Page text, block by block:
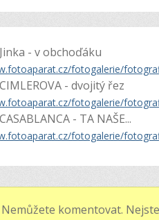
- v obchoďáku
fotogalerie/
- dvojitý řez
fotogalerie/
- TA NAŠE...
fotogalerie/
Nemůžete komentovat.